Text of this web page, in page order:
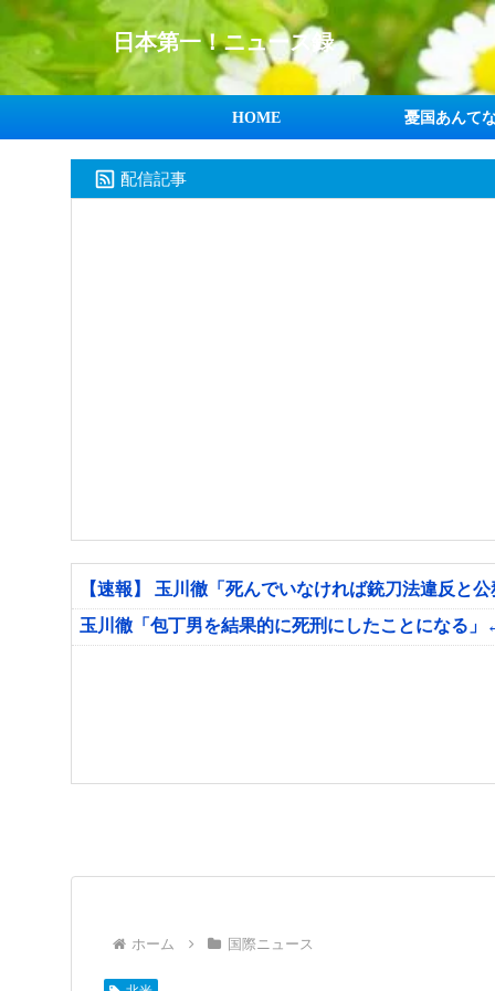
日本第一！ニュース録
HOME 憂国あんて
配信記事
【速報】 玉川徹「死んでいなければ銃刀法違反と
玉川徹「包丁男を結果的に死刑にしたことになる
ホーム 国際ニュース